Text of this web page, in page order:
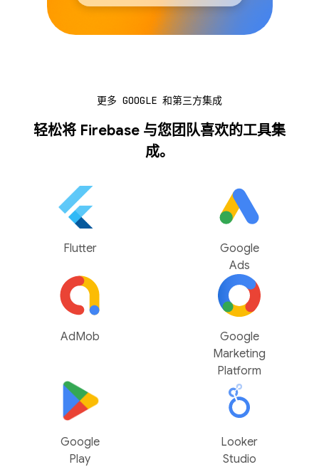
更多 GOOGLE 和第三方集成
轻松将 Firebase 与您团队喜欢的工具集
成。
Flutter
Google
Ads
AdMob
Google
Marketing
Platform
Google
Play
Looker
Studio